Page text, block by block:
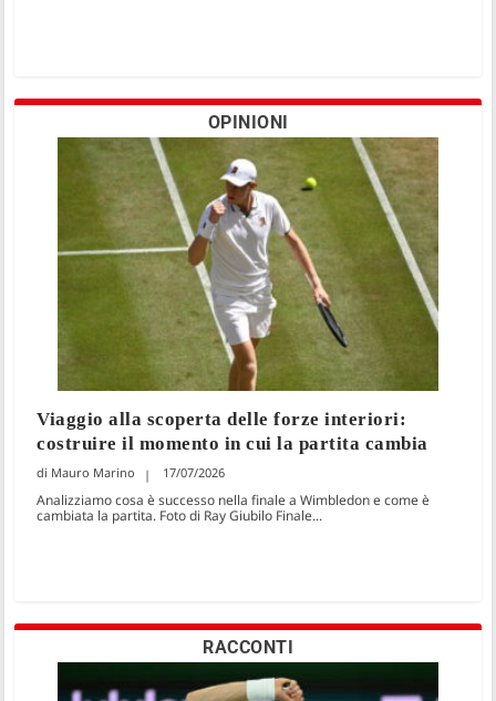
OPINIONI
Viaggio alla scoperta delle forze interiori:
costruire il momento in cui la partita cambia
Mauro Marino 17/07/2026
Analizziamo cosa è successo nella finale a Wimbledon e come è
cambiata la partita. Foto di Ray Giubilo Finale...
RACCONTI